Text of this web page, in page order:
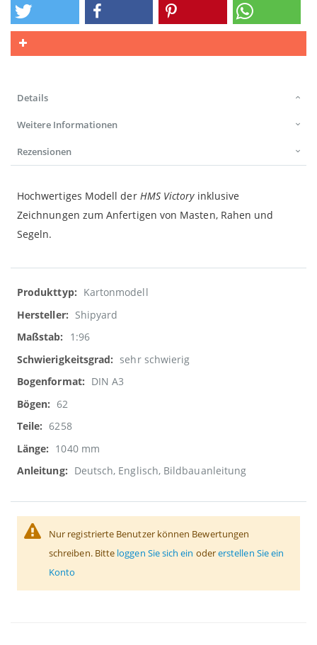
Details
Weitere Informationen
Rezensionen
Hochwertiges Modell der HMS Victoryinklusive
Zeichnungen zum Anfertigen von Masten, Rahen und
Segeln.
Weitere
Informationen
Kartonmodell
Shipyard
1:96
sehr schwierig
DIN A3
62
6258
1040 mm
Deutsch, Englisch, Bildbauanleitung
Nur registrierte Benutzer können Bewertungen
schreiben. Bitte loggen Sie sich ein odererstellen Sie ein
Konto